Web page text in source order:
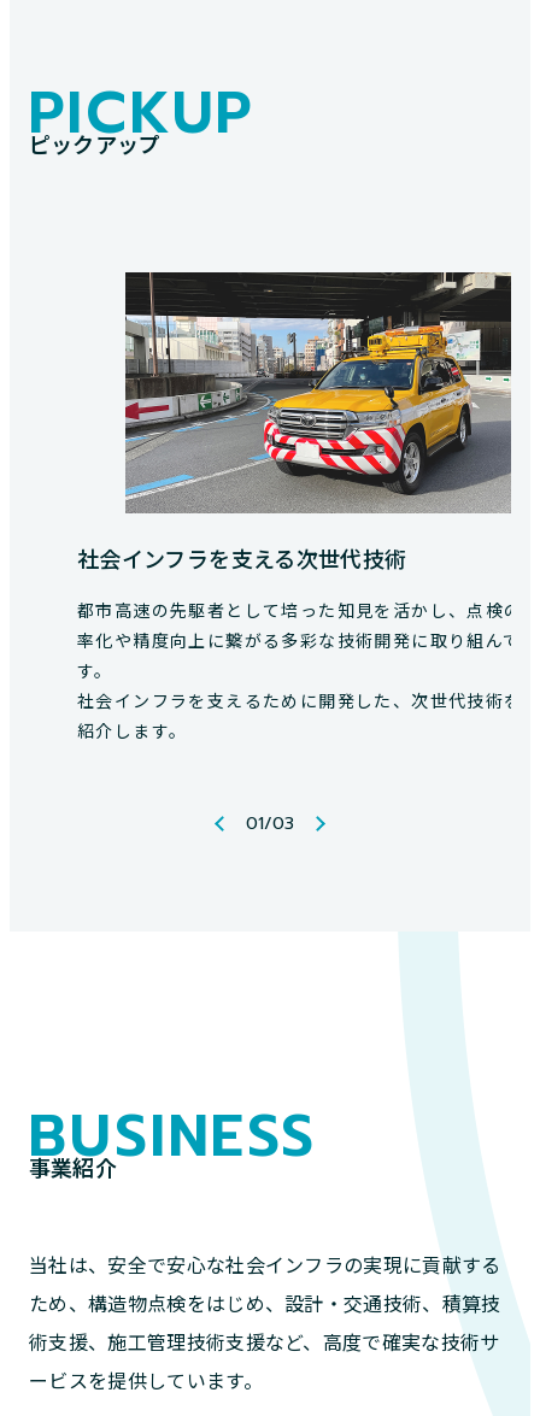
PICKUP
ピックアップ
社会インフラを支える次世代技術
都市高速の先駆者として培った知見を活かし、点検の効
率化や精度向上に繋がる多彩な技術開発に取り組んで
す。
社会インフラを支えるために開発した、次世代技術をご
紹介します。
01/03
BUSINESS
事業紹介
当社は、安全で安心な社会インフラの実現に貢献する
ため、構造物点検をはじめ、設計・交通技術、積算技
術支援、施工管理技術支援など、高度で確実な技術サ
ービスを提供しています。